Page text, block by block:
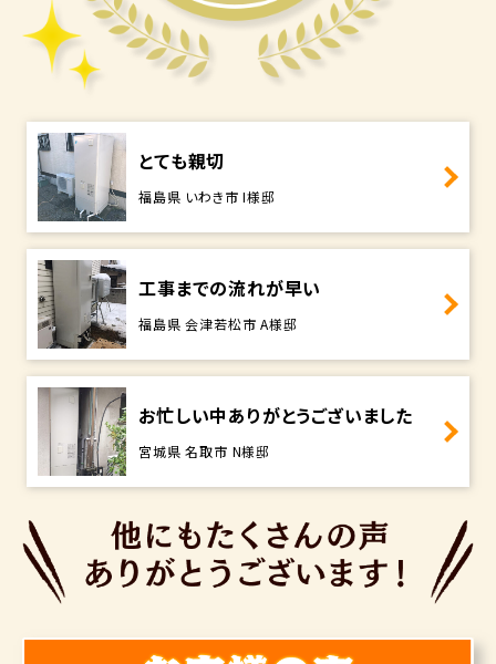
とても親切
福島県 いわき市 I様邸
工事までの流れが早い
福島県 会津若松市 A様邸
お忙しい中ありがとうございました
宮城県 名取市 N様邸